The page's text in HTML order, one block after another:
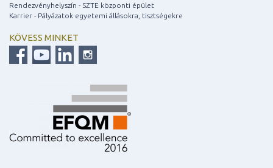
Rendezvényhelyszín - SZTE központi épület
Karrier - Pályázatok egyetemi állásokra, tisztségekre
KÖVESS MINKET